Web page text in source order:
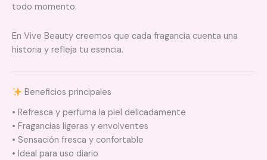
todo momento.
En Vive Beauty creemos que cada fragancia cuenta una
historia y refleja tu esencia.
Beneficios principales
• Refresca y perfuma la piel delicadamente
• Fragancias ligeras y envolventes
• Sensación fresca y confortable
• Ideal para uso diario